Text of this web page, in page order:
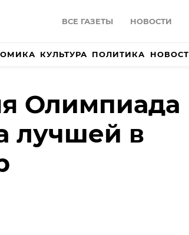
ВСЕ ГАЗЕТЫ НОВОСТИ
КУЛЬТУРА ПОЛИТИКА
Олимпиада
лучшей в